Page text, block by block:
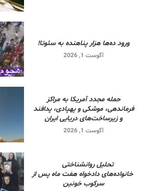
ورود ده‌ها هزار پناهنده به سئوتا!
آگوست 1, 2026
حمله مجدد آمریکا به مراکز
فرماندهی، موشکی و پهپادی، پدافند
و زیرساخت‌های دریایی ایران
آگوست 1, 2026
تحلیل روانشناختی
خانواده‌های دادخواه هفت ماه پس از
سرکوب خونین